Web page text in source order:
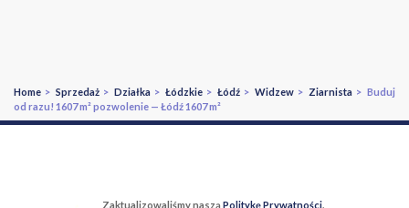
Home > Sprzedaż > Działka > Łódzkie > Łódź > Widzew > Ziarnista > Buduj
od razu! 1607 m² pozwolenie — Łódź 1607 m²
Zaktualizowaliśmy naszą Politykę Prywatności.